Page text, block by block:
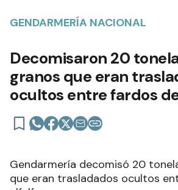
GENDARMERÍA NACIONAL
Decomisaron 20
granos que eran
ocultos entre fardos
Gendarmería decomisó 20
que eran trasladados ocultos